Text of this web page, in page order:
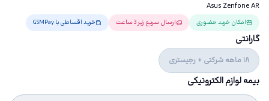
Asus Zenfone AR
امکان خرید حضوری ارسال سریع زیر 3 ساعت خرید اقساطی با GSMPay
گارانتی
18 ماهه شرکتی + رجیستری
بیمه لوازم الکترونیکی